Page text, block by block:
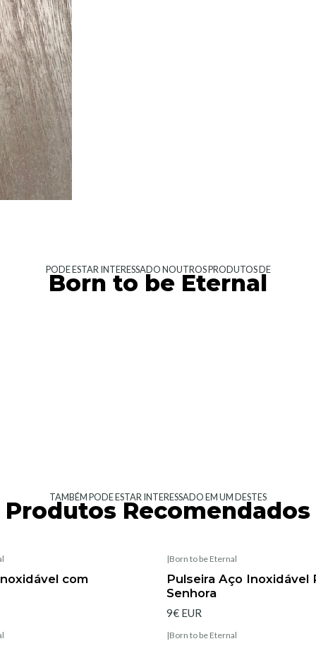
PODE ESTAR INTERESSADO NOUTROS PRODUTOS DE
Born to be Eternal
TAMBÉM PODE ESTAR INTERESSADO EM UM DESTES
Produtos Recomendados
com
|Born to be Eternal
Pulseira Aço Inoxidável
Senhora
9€ EUR
|Born to be Eternal